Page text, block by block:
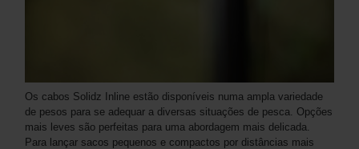
Os cabos Solidz Inline estão disponíveis numa ampla variedade
de pesos para se adequar a diversas situações de pesca. Opções
mais leves são perfeitas para uma abordagem mais delicada.
Para lançar sacos pequenos e compactos por distâncias mais